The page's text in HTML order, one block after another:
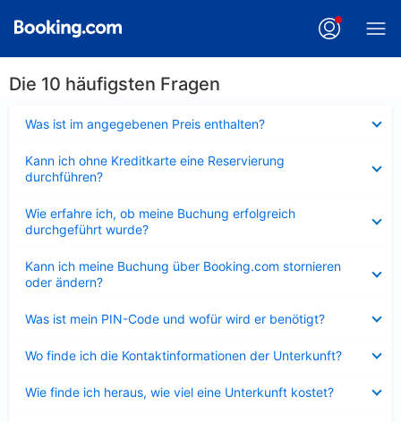
Die 10 häufigsten Fragen
Was ist im angegebenen Preis enthalten?
Kann ich ohne Kreditkarte eine Reservierung
durchführen?
Wie erfahre ich, ob meine Buchung erfolgreich
durchgeführt wurde?
Kann ich meine Buchung über Booking.com stornieren
oder ändern?
Was ist mein PIN-Code und wofür wird er benötigt?
Wo finde ich die Kontaktinformationen der Unterkunft?
Wie finde ich heraus, wie viel eine Unterkunft kostet?